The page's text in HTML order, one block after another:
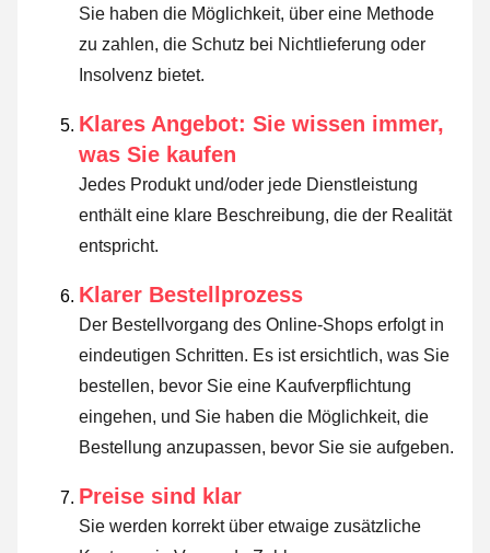
Sie haben die Möglichkeit, über eine Methode
zu zahlen, die Schutz bei Nichtlieferung oder
Insolvenz bietet.
Klares Angebot: Sie wissen immer,
was Sie kaufen
Jedes Produkt und/oder jede Dienstleistung
enthält eine klare Beschreibung, die der Realität
entspricht.
Klarer Bestellprozess
Der Bestellvorgang des Online-Shops erfolgt in
eindeutigen Schritten. Es ist ersichtlich, was Sie
bestellen, bevor Sie eine Kaufverpflichtung
eingehen, und Sie haben die Möglichkeit, die
Bestellung anzupassen, bevor Sie sie aufgeben.
Preise sind klar
Sie werden korrekt über etwaige zusätzliche